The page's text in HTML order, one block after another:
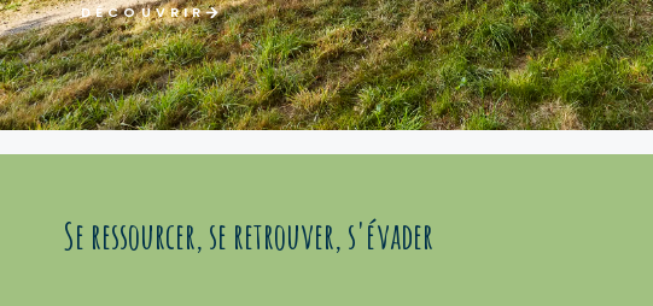
DÉCOUVRIR
Se ressourcer, se retrouver, s'évader